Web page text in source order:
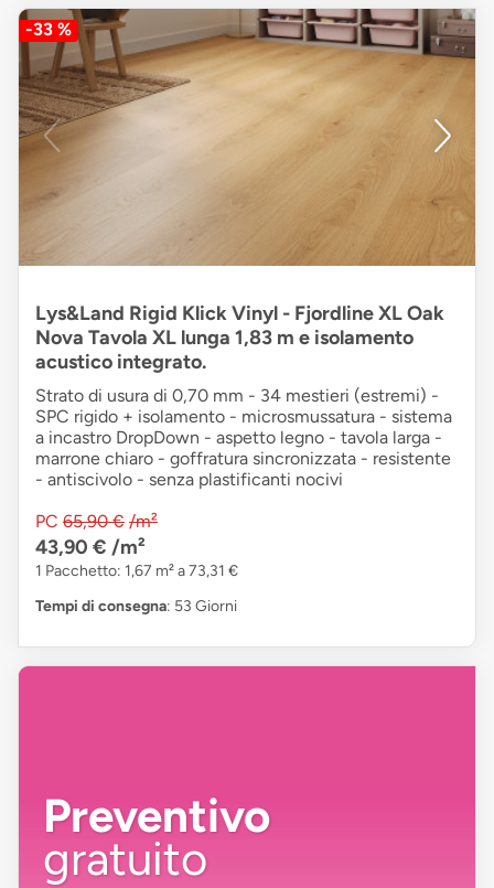
-33 %
Lys&Land Rigid Klick Vinyl - Fjordline XL Oak
Nova Tavola XL lunga 1,83 m e isolamento
acustico integrato.
Strato di usura di 0,70 mm - 34 mestieri (estremi) -
SPC rigido + isolamento - microsmussatura - sistema
a incastro DropDown - aspetto legno - tavola larga -
marrone chiaro - goffratura sincronizzata - resistente
- antiscivolo - senza plastificanti nocivi
PC 65,90 € /m²
43,90 € /m²
1 Pacchetto: 1,67 m² a 73,31 €
Tempi di consegna: 53 Giorni
Preventivo
gratuito